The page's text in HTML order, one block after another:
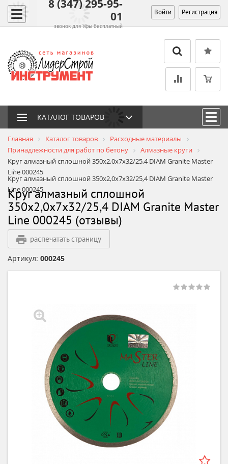
8 (347) 295-95-
01
звонок для Уфы бесплатный
Войти Регистрация
КАТАЛОГ ТОВАРОВ
Главная Каталог товаров
Расходные материалы
Принадлежности для работ по бетону
Алмазные круги
Круг алмазный сплошной 350х2,0х7х32/25,4 DIAM Granite Master
Line 000245
Круг алмазный сплошной 350х2,0х7х32/25,4 DIAM Granite Master
Line 000245
Круг алмазный сплошной
350х2,0х7х32/25,4 DIAM Granite Master
Line 000245 (отзывы)
распечатать страницу
Артикул: 000245